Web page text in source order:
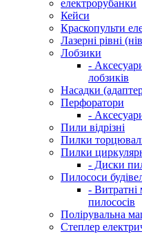
електрорубанки
Кейси
Краскопульти
Лазерні рівні
Лобзики
-
лобзиків
Насадки
Перфоратори
-
Пили відрізні
Пилки
Пилки
- Диски
Пилососи
- Витратні
пилососів
Полірувальна
Степлер